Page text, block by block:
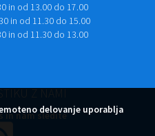
in od 13.00 do 17.00
in od 11.30 do 15.00
in od 11.30 do 13.00
in nam sledite
delovanje uporablja